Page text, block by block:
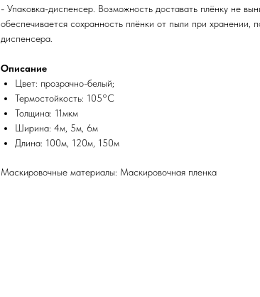
- Упаковка-диспенсер. Возможность доставать плёнку не
обеспечивается сохранность плёнки от пыли при хранении,
диспенсера.
Описание
Цвет: прозрачно-белый;
Термостойкость: 105°C
Толщина: 11мкм
Ширина: 4м, 5м, 6м
Длина: 100м, 120м, 150м
Маскировочные материалы: Маскировочная пленка